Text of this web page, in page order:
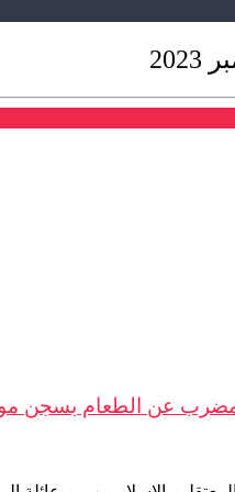
عن الطعام بسجن